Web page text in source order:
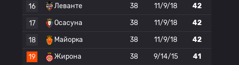
16 Леванте 38 11/9/18 42
17 Осасуна 38 11/9/18 42
18 Майорка 38 11/9/18 42
19 Жирона 38 9/14/15 41